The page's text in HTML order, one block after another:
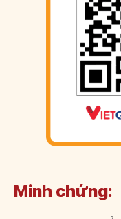
Minh chứng: